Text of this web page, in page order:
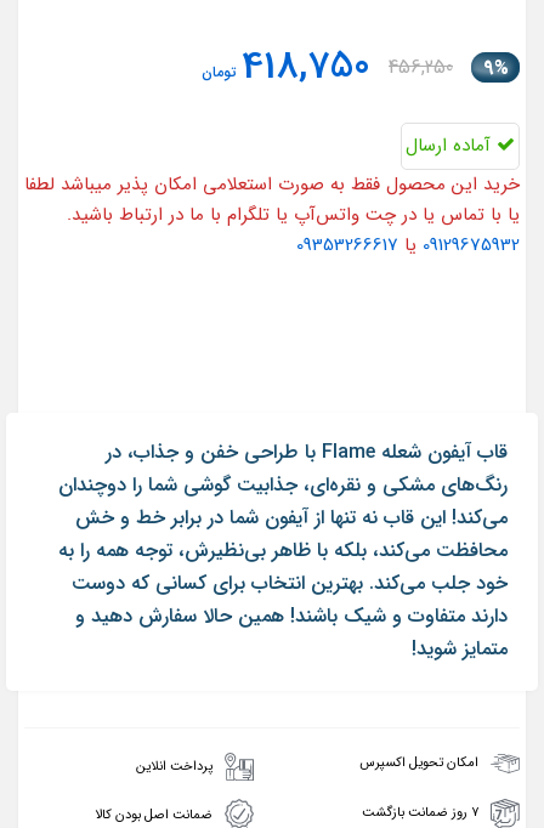
9%
456,250
418,750 تومان
آماده ارسال
خرید این محصول فقط به صورت استعلامی امکان پذیر میباشد لطفا
یا با تماس یا در چت واتس‌آپ یا تلگرام با ما در ارتباط باشید.
09129675932 یا 09353266617
قاب آیفون شعله Flame با طراحی خفن و جذاب، در
رنگ‌های مشکی و نقره‌ای، جذابیت گوشی شما را دوچندان
می‌کند! این قاب نه تنها از آیفون شما در برابر خط و خش
محافظت می‌کند، بلکه با ظاهر بی‌نظیرش، توجه همه را به
خود جلب می‌کند. بهترین انتخاب برای کسانی که دوست
دارند متفاوت و شیک باشند! همین حالا سفارش دهید و
متمایز شوید!
امکان تحویل اکسپرس پرداخت انلاین
۷ روز ضمانت بازگشت ضمانت اصل بودن کالا